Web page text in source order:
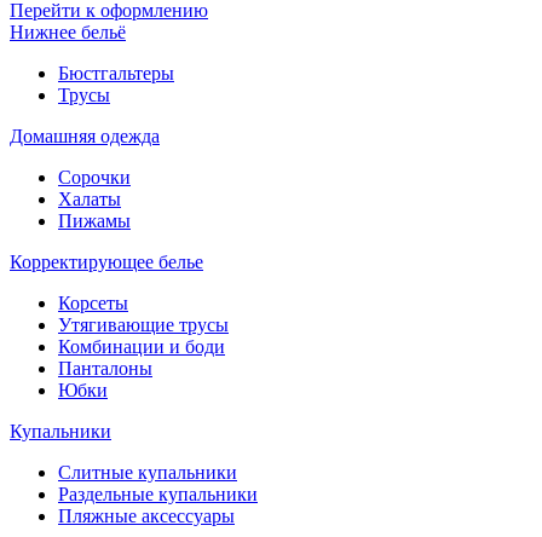
Перейти к оформлению
Нижнее бельё
Бюстгальтеры
Трусы
Домашняя одежда
Сорочки
Халаты
Пижамы
Корректирующее белье
Корсеты
Утягивающие трусы
Комбинации и боди
Панталоны
Юбки
Купальники
Слитные купальники
Раздельные купальники
Пляжные аксессуары